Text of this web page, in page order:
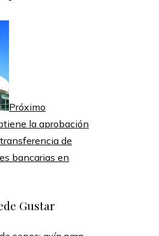
Próximo
la aprobación
de
bancarias en
Gustar